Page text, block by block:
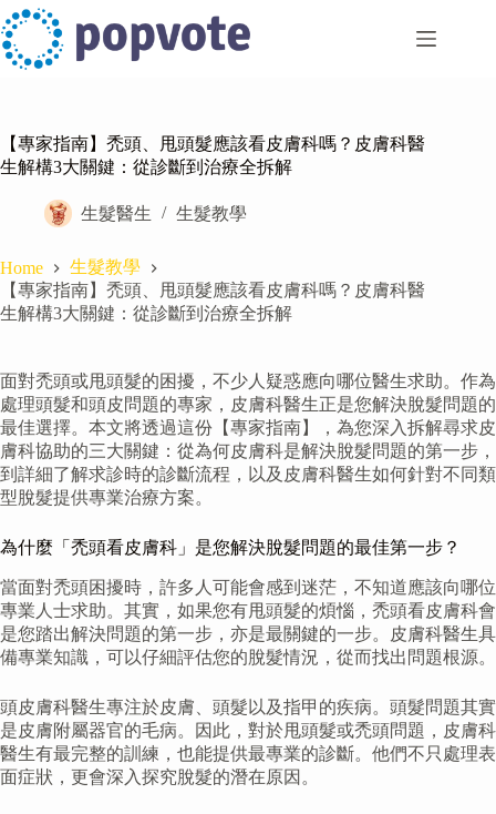
Skip
to
content
【專家指南】禿頭、甩頭髮應該看皮膚科嗎？皮膚科醫
生解構3大關鍵：從診斷到治療全拆解
生髮醫生 生髮教學
Home
生髮教學
【專家指南】禿頭、甩頭髮應該看皮膚科嗎？皮膚科醫
生解構3大關鍵：從診斷到治療全拆解
面對禿頭或甩頭髮的困擾，不少人疑惑應向哪位醫生求助。作為
處理頭髮和頭皮問題的專家，皮膚科醫生正是您解決脫髮問題的
最佳選擇。本文將透過這份【專家指南】，為您深入拆解尋求皮
膚科協助的三大關鍵：從為何皮膚科是解決脫髮問題的第一步，
到詳細了解求診時的診斷流程，以及皮膚科醫生如何針對不同類
型脫髮提供專業治療方案。
為什麼「禿頭看皮膚科」是您解決脫髮問題的最佳第一步？
當面對禿頭困擾時，許多人可能會感到迷茫，不知道應該向哪位
專業人士求助。其實，如果您有甩頭髮的煩惱，禿頭看皮膚科會
是您踏出解決問題的第一步，亦是最關鍵的一步。皮膚科醫生具
備專業知識，可以仔細評估您的脫髮情況，從而找出問題根源。
頭皮膚科醫生專注於皮膚、頭髮以及指甲的疾病。頭髮問題其實
是皮膚附屬器官的毛病。因此，對於甩頭髮或禿頭問題，皮膚科
醫生有最完整的訓練，也能提供最專業的診斷。他們不只處理表
面症狀，更會深入探究脫髮的潛在原因。